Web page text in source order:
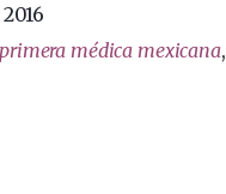
médica mexicana,